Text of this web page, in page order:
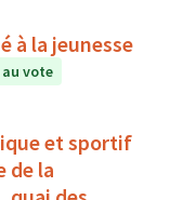
à la jeunesse
vote
et sportif
de la